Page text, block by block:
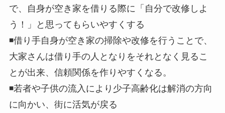
で、自身が空き家を借りる際に「自分で改修しよ
う！」と思ってもらいやすくする
◾借り手自身が空き家の掃除や改修を行うことで、
大家さんは借り手の人となりをそれとなく見るこ
とが出来、信頼関係を作りやすくなる。
◾若者や子供の流入により少子高齢化は解消の方向
に向かい、街に活気が戻る